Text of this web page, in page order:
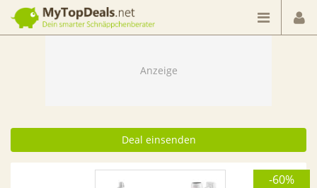
Dein smarter Schnäppchenberater
Deal einsenden
-60%